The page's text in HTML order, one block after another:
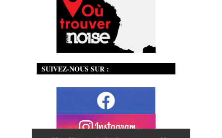
SUIVEZ-NOUS SUR :